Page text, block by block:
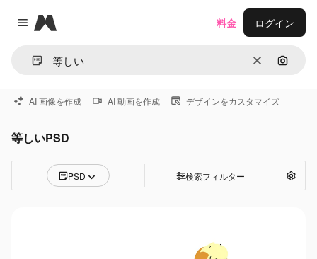
Close menu
Magnific
消去 画像で
料金 ログイン
AI 画像を作成 AI 動画を作成 デザインをカスタマイズ
等しいPSD
PSD 検索フィルター